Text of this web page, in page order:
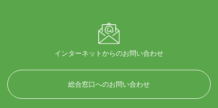
インターネットからのお問い合わせ
総合窓口へのお問い合わせ